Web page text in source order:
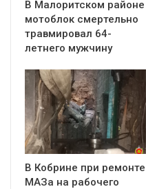
В Малоритском районе
мотоблок смертельно
травмировал 64-
летнего мужчину
В Кобрине при ремонте
МАЗа на рабочего